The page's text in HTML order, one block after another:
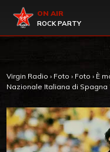
Virgin Radio
ON AIR
ROCK PARTY
Virgin Radio › Foto › Foto › È
Nazionale Italiana di Spagna